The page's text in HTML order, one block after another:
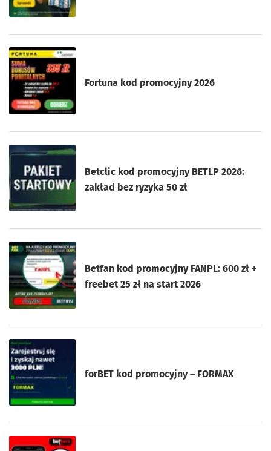
Fortuna kod promocyjny 2026
Betclic kod promocyjny BETLP 2026:
zakład bez ryzyka 50 zł
Betfan kod promocyjny FANPL: 600 zł +
freebet 25 zł na start 2026
forBET kod promocyjny – FORMAX